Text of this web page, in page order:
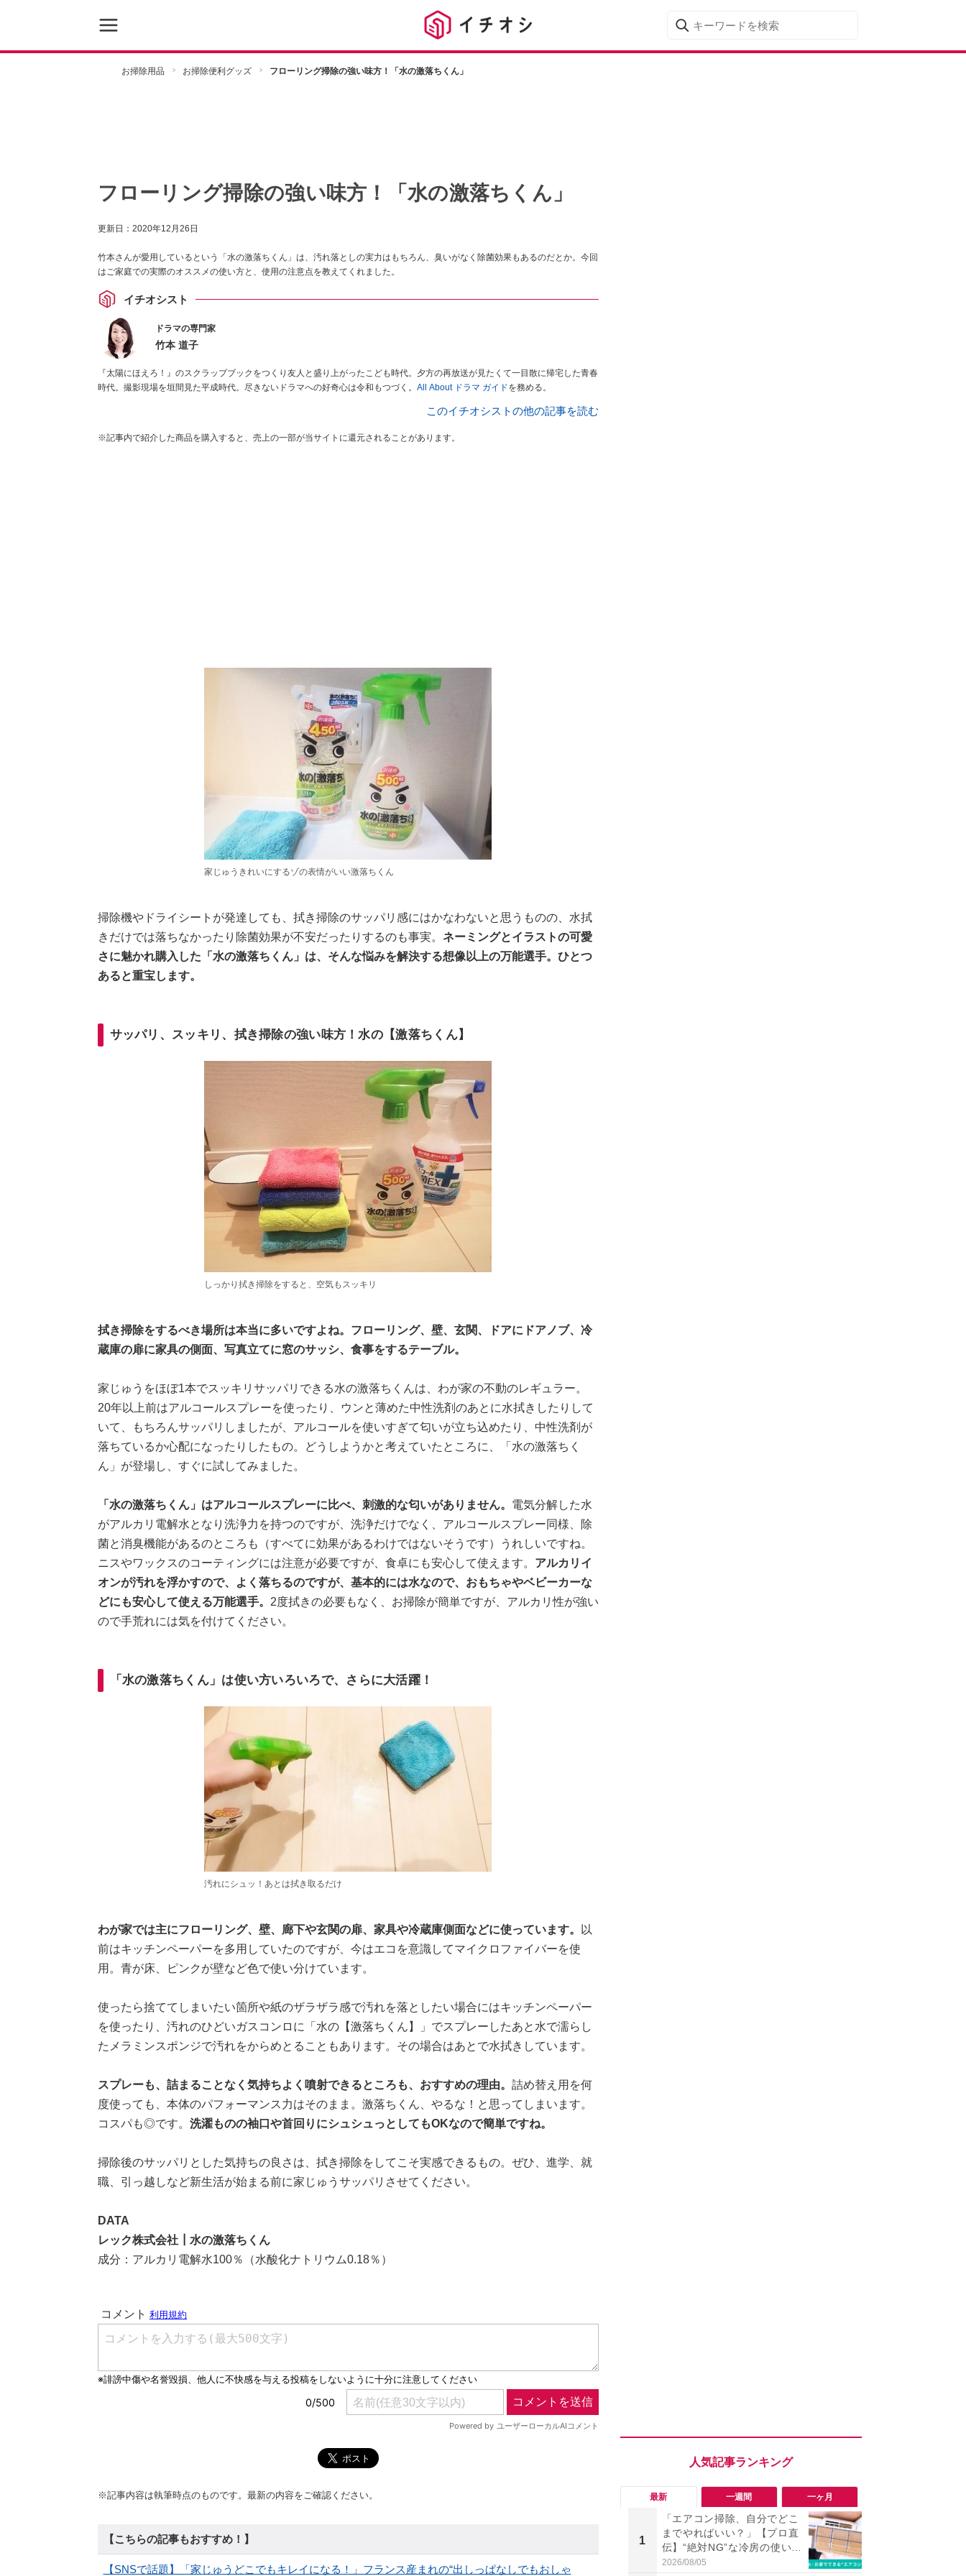
お掃除用品 お掃除便利グッズ フローリング掃除の強い味方！「水の激落ちくん」
フローリング掃除の強い味方！「水の激落ちくん」
更新日： 2020年12月26日
竹本さんが愛用しているという「水の激落ちくん」は、汚れ落としの実力はもちろん、臭いがなく除菌効果もあるのだとか。今回
はご家庭での実際のオススメの使い方と、使用の注意点を教えてくれました。
イチオシスト
ドラマの専門家
竹本 道子
『太陽にほえろ！』のスクラップブックをつくり友人と盛り上がったこども時代。夕方の再放送が見たくて一目散に帰宅した青春
時代。撮影現場を垣間見た平成時代。尽きないドラマへの好奇心は令和もつづく。 All About ドラマ ガイドを務める。
このイチオシストの他の記事を読む
※記事内で紹介した商品を購入すると、売上の一部が当サイトに還元されることがあります。
家じゅうきれいにするゾの表情がいい激落ちくん
掃除機やドライシートが発達しても、拭き掃除のサッパリ感にはかなわないと思うものの、水拭
きだけでは落ちなかったり除菌効果が不安だったりするのも事実。 ネーミングとイラストの可愛
さに魅かれ購入した「水の激落ちくん」は、そんな悩みを解決する想像以上の万能選手。ひとつ
あると重宝します。
サッパリ、スッキリ、拭き掃除の強い味方！水の【激落ちくん】
しっかり拭き掃除をすると、空気もスッキリ
拭き掃除をするべき場所は本当に多いですよね。フローリング、壁、玄関、ドアにドアノブ、冷
蔵庫の扉に家具の側面、写真立てに窓のサッシ、食事をするテーブル。
家じゅうをほぼ1本でスッキリサッパリできる水の激落ちくんは、わが家の不動のレギュラー。
20年以上前はアルコールスプレーを使ったり、ウンと薄めた中性洗剤のあとに水拭きしたりして
いて、もちろんサッパリしましたが、アルコールを使いすぎて匂いが立ち込めたり、中性洗剤が
落ちているか心配になったりしたもの。どうしようかと考えていたところに、「水の激落ちく
ん」が登場し、すぐに試してみました。
「水の激落ちくん」はアルコールスプレーに比べ、刺激的な匂いがありません。 電気分解した水
がアルカリ電解水となり洗浄力を持つのですが、洗浄だけでなく、アルコールスプレー同様、除
菌と消臭機能があるのところも（すべてに効果があるわけではないそうです）うれしいですね。
ニスやワックスのコーティングには注意が必要ですが、食卓にも安心して使えます。 アルカリイ
オンが汚れを浮かすので、よく落ちるのですが、基本的には水なので、おもちゃやベビーカーな
どにも安心して使える万能選手。 2度拭きの必要もなく、お掃除が簡単ですが、アルカリ性が強い
ので手荒れには気を付けてください。
「水の激落ちくん」 は使い方いろいろで、さらに大活躍！
汚れにシュッ！あとは拭き取るだけ
わが家では主にフローリング、壁、廊下や玄関の扉、家具や冷蔵庫側面などに使っています。
以
前はキッチンペーパーを多用していたのですが、今はエコを意識してマイクロファイバーを使
用。青が床、ピンクが壁など色で使い分けています。
使ったら捨ててしまいたい箇所や紙のザラザラ感で汚れを落としたい場合にはキッチンペーパー
を使ったり、汚れのひどいガスコンロに「水の【激落ちくん】」でスプレーしたあと水で濡らし
たメラミンスポンジで汚れをからめとることもあります。その場合はあとで水拭きしています。
スプレーも、詰まることなく気持ちよく噴射できるところも、おすすめの理由。 詰め替え用を何
度使っても、本体のパフォーマンス力はそのまま。激落ちくん、やるな！と思ってしまいます。
コスパも◎です。 洗濯ものの袖口や首回りにシュシュっとしてもOKなので簡単ですね。
掃除後のサッパリとした気持ちの良さは、拭き掃除をしてこそ実感できるもの。ぜひ、進学、就
職、引っ越しなど新生活が始まる前に家じゅうサッパリさせてください。
DATA
レック株式会社┃水の激落ちくん
成分：アルカリ電解水100％（水酸化ナトリウム0.18％）
※記事内容は執筆時点のものです。最新の内容をご確認ください。
【こちらの記事もおすすめ！】
【SNSで話題】「家じゅうどこでもキレイになる！」フランス産まれの“出しっぱなしでもおしゃ
最新 一週間 一ヶ月
1
「エアコン掃除、自分でどこ
までやればいい？」【プロ直
伝】“絶対NG”な冷房の使い方
とお家でできるお手入れ方法
2026/08/05